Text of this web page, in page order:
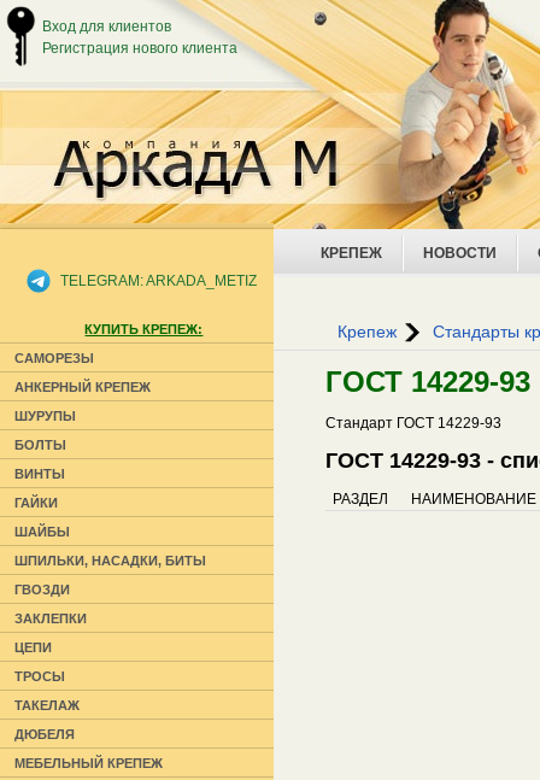
КРЕПЕЖ НОВОСТИ
Крепеж Стандарты
ГОСТ 14229-93
Стандарт ГОСТ 14229-93
ГОСТ 14229-93 -
РАЗДЕЛ НАИМЕНОВАНИЕ
TELEGRAM: ARKADA_METIZ
КУПИТЬ КРЕПЕЖ:
САМОРЕЗЫ
АНКЕРНЫЙ КРЕПЕЖ
ШУРУПЫ
БОЛТЫ
ВИНТЫ
ГАЙКИ
ШАЙБЫ
ШПИЛЬКИ, НАСАДКИ, БИТЫ
ГВОЗДИ
ЗАКЛЕПКИ
ЦЕПИ
ТРОСЫ
ТАКЕЛАЖ
ДЮБЕЛЯ
МЕБЕЛЬНЫЙ КРЕПЕЖ
Вход для клиентов
Регистрация нового клиента